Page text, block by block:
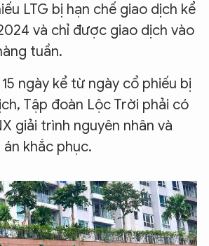
LTG bị hạn chế giao dịch kể
và chỉ được giao dịch vào
tuần.
ngày kể từ ngày cổ phiếu bị
Tập đoàn Lộc Trời phải có
giải trình nguyên nhân và
khắc phục.